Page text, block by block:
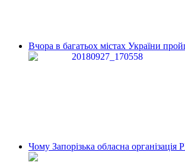
Вчора в багатьох містах України
Чому Запорізька обласна